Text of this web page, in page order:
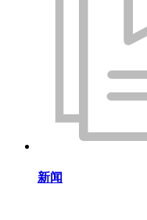
新闻